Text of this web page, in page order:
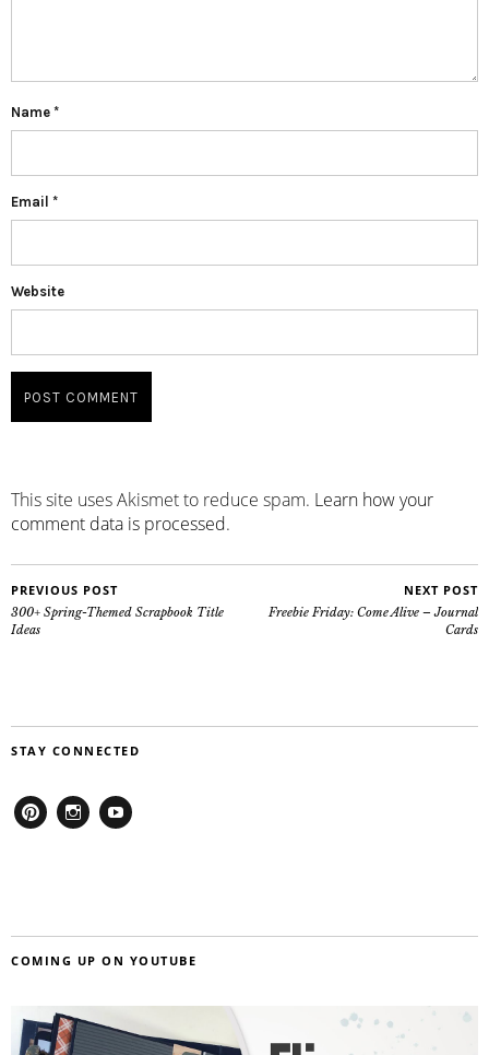
Name *
Email *
Website
This site uses Akismet to reduce spam. Learn how your
comment data is processed.
PREVIOUS POST
300+ Spring-Themed Scrapbook Title
Ideas
NEXT POST
Freebie Friday: Come Alive – Journal
Cards
STAY CONNECTED
PinterestInstagramYoutube
COMING UP ON YOUTUBE